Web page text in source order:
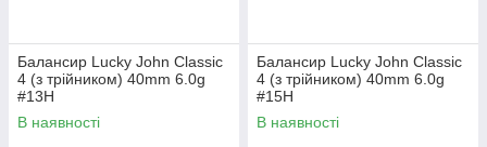
Балансир Lucky John Classic
4 (з трійником) 40mm 6.0g
#13H
В наявності
Балансир Lucky John Classic
4 (з трійником) 40mm 6.0g
#15H
В наявності